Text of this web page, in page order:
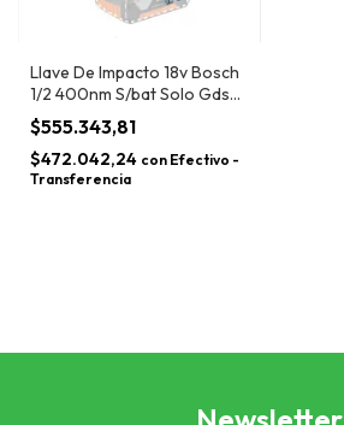
Llave De Impacto 18v Bosch
1/2 400nm S/bat Solo Gds
18v-400 Bt
$555.343,81
$472.042,24 con Efectivo -
Transferencia